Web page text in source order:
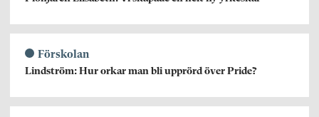
Förskolan
Lindström: Hur orkar man bli upprörd över Pride?